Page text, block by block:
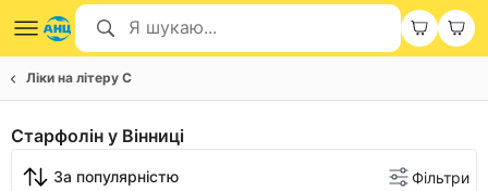
Ліки на літеру С
Старфолін у Вінниці
За популярністю Фільтри